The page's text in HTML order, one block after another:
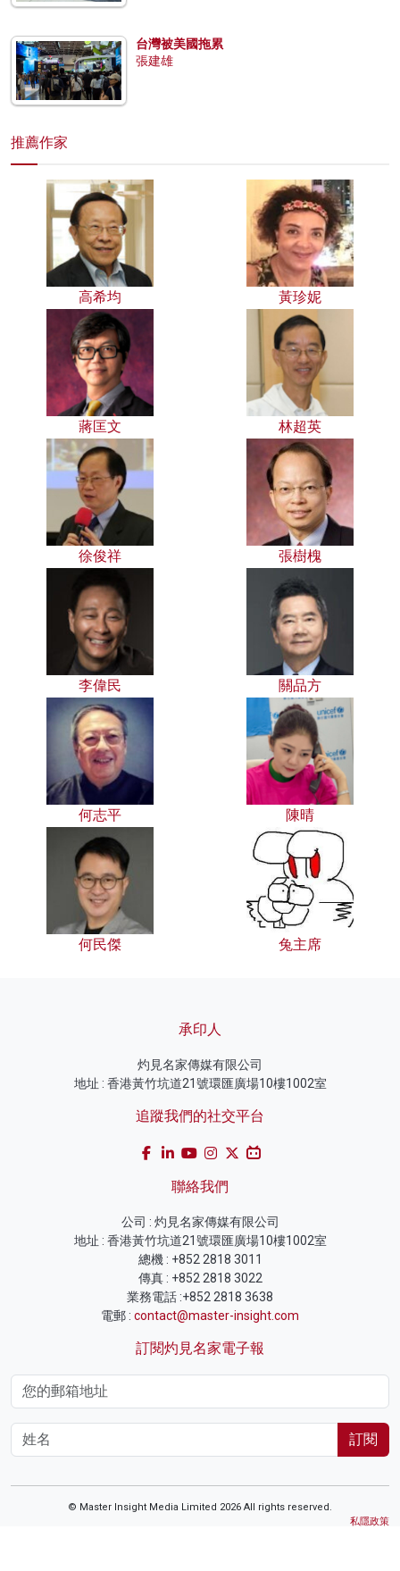
台灣被美國拖累
張建雄
推薦作家
高希均 黃珍妮
蔣匡文 林超英
徐俊祥 張樹槐
李偉民 關品方
何志平 陳晴
何民傑 兔主席
承印人
灼見名家傳媒有限公司
地址 : 香港黃竹坑道21號環匯廣場10樓1002室
追蹤我們的社交平台
聯絡我們
公司 : 灼見名家傳媒有限公司
地址 : 香港黃竹坑道21號環匯廣場10樓1002室
總機 : +852 2818 3011
傳真 : +852 2818 3022
業務電話 :+852 2818 3638
電郵 : contact@master-insight.com
訂閱灼見名家電子報
訂閱
© Master Insight Media Limited 2026 All rights reserved.
私隱政策